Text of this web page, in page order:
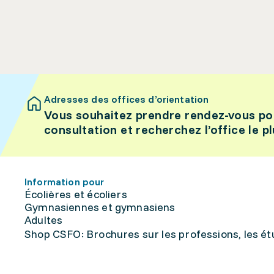
Adresses des offices d’orientation
Vous souhaitez prendre rendez-vous
consultation et recherchez l’office le
Information pour
Écolières et écoliers
Gymnasiennes et gymnasiens
Adultes
Shop CSFO: Brochures sur les professions, les